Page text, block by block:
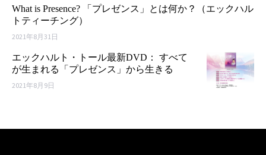
What is Presence? 「プレゼンス」とは何か？（エックハル
トティーチング）
2021年8月31日
エックハルト・トール最新DVD： すべて
が生まれる「プレゼンス」から生きる
2021年8月9日